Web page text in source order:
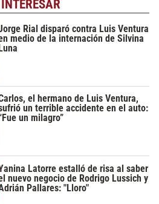
Rial disparó contra Luis Ventura
medio de la internación de Silvina
el hermano de Luis Ventura,
un terrible accidente en el auto:
un milagro”
Latorre estalló de risa al saber
nuevo negocio de Rodrigo Lussich y
Pallares: "Lloro"